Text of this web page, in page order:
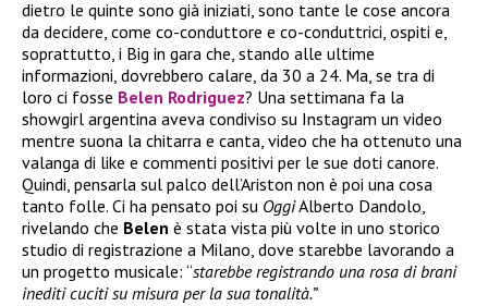
dietro le quinte sono già iniziati, sono tante le cose ancora
da decidere, come co-conduttore e co-conduttrici, ospiti e,
soprattutto, i Big in gara che, stando alle ultime
informazioni, dovrebbero calare, da 30 a 24. Ma, se tra di
loro ci fosse Belen Rodriguez? Una settimana fa la
showgirl argentina aveva condiviso su Instagram un video
mentre suona la chitarra e canta, video che ha ottenuto una
valanga di like e commenti positivi per le sue doti canore.
Quindi, pensarla sul palco dell’Ariston non è poi una cosa
tanto folle. Ci ha pensato poi su OggiAlberto Dandolo,
rivelando che Belen è stata vista più volte in uno storico
studio di registrazione a Milano, dove starebbe lavorando a
un progetto musicale: “starebbe registrando una rosa di brani
inediti cuciti su misura per la sua tonalità.”